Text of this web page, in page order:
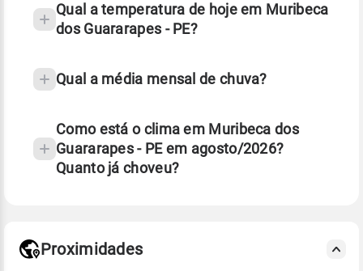
Qual a temperatura de hoje em Muribeca
dos Guararapes - PE?
Qual a média mensal de chuva?
Como está o clima em Muribeca dos
Guararapes - PE em agosto/2026?
Quanto já choveu?
Proximidades